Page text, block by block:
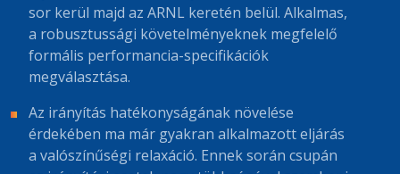
sor kerül majd az ARNL keretén belül. Alkalmas,
a robusztussági követelményeknek megfelelő
formális performancia-specifikációk
megválasztása.
Az irányítás hatékonyságának növelése
érdekében ma már gyakran alkalmazott eljárás
a valószínűségi relaxáció. Ennek során csupán